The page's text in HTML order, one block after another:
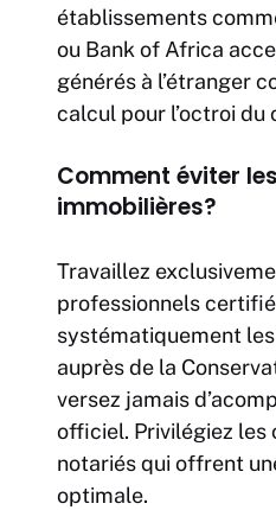
établissements
ou Bank of Africa
générés à l’étranger
calcul pour l’octroi du
Comment éviter
immobilières?
Travaillez
professionnels
systématiquement
auprès de la
versez jamais
officiel. Privilégiez les
notariés qui offrent
optimale.